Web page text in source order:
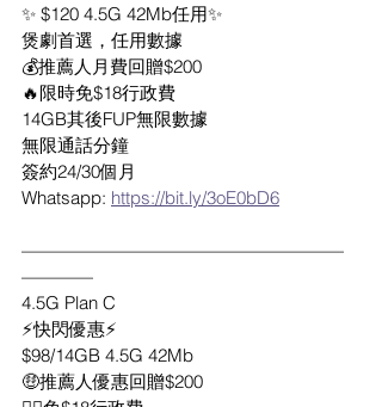
✨ $120 4.5G 42Mb任用✨
煲劇首選，任用數據
💰推薦人月費回贈$200
🔥限時免$18行政費
14GB其後FUP無限數據
無限通話分鐘
簽約24/30個月
Whatsapp: https://bit.ly/3oE0bD6
——————————————————
————
4.5G Plan C
⚡️快閃優惠⚡️
$98/14GB 4.5G 42Mb
🤑推薦人優惠回贈$200